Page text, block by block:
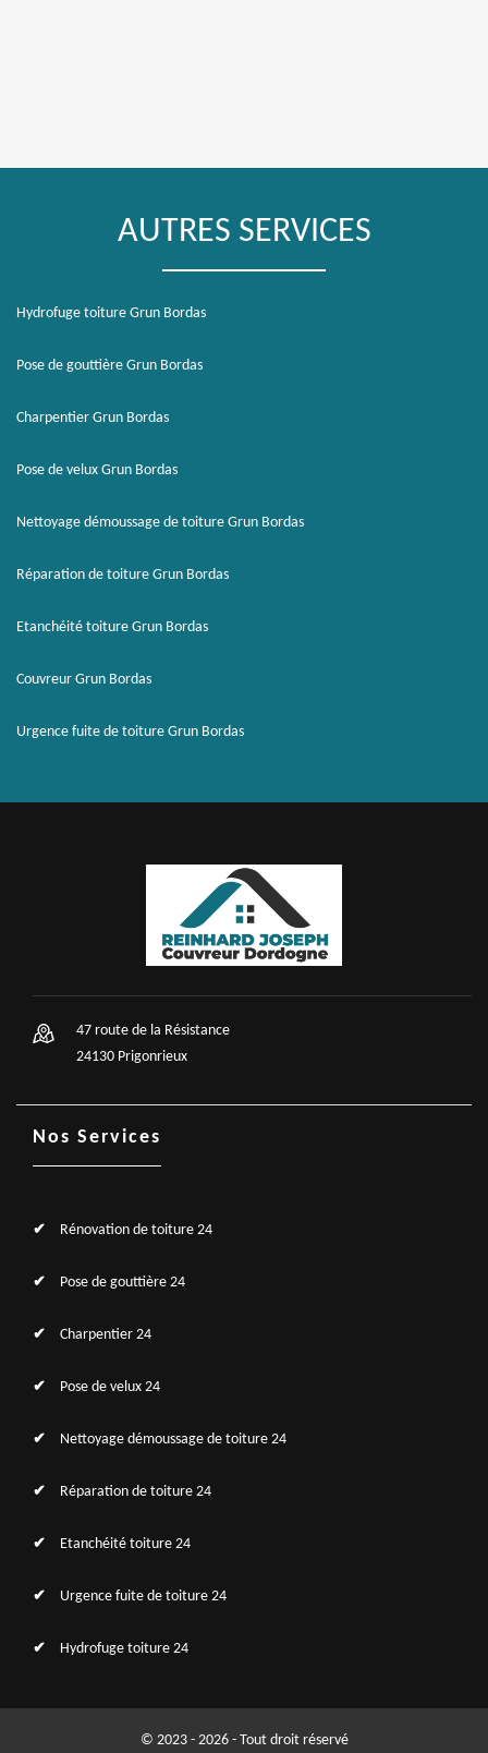
AUTRES SERVICES
Hydrofuge toiture Grun Bordas
Pose de gouttière Grun Bordas
Charpentier Grun Bordas
Pose de velux Grun Bordas
Nettoyage démoussage de toiture Grun Bordas
Réparation de toiture Grun Bordas
Etanchéité toiture Grun Bordas
Couvreur Grun Bordas
Urgence fuite de toiture Grun Bordas
47 route de la Résistance
24130 Prigonrieux
Nos Services
Rénovation de toiture 24
Pose de gouttière 24
Charpentier 24
Pose de velux 24
Nettoyage démoussage de toiture 24
Réparation de toiture 24
Etanchéité toiture 24
Urgence fuite de toiture 24
Hydrofuge toiture 24
© 2023 - 2026 - Tout droit réservé